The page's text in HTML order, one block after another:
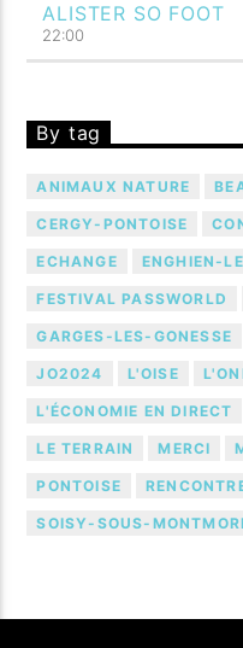
ALISTER SO FOOT
22:00
By tag
ANIMAUX NATURE
CERGY-PONTOISE
ECHANGE ENGHIEN-
FESTIVAL PASSWORLD
GARGES-LES-GONESSE
JO2024 L'OISE
L'ÉCONOMIE EN DIRECT
LE TERRAIN MERCI
PONTOISE
SOISY-SOUS-